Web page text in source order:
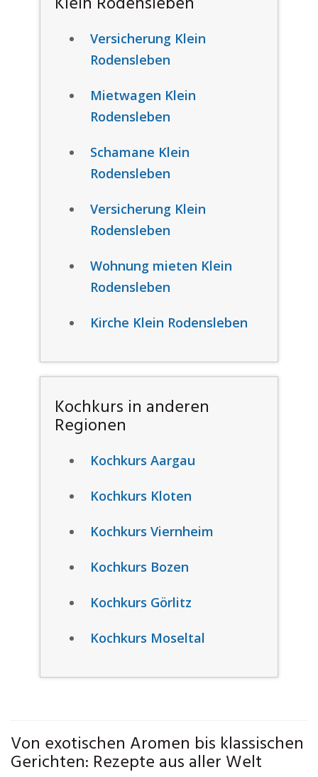
Versicherung Klein
Rodensleben
Mietwagen Klein
Rodensleben
Schamane Klein
Rodensleben
Versicherung Klein
Rodensleben
Wohnung mieten Klein
Rodensleben
Kirche Klein Rodensleben
Kochkurs in anderen
Regionen
Kochkurs Aargau
Kochkurs Kloten
Kochkurs Viernheim
Kochkurs Bozen
Kochkurs Görlitz
Kochkurs Moseltal
Von exotischen Aromen bis klassischen
Gerichten: Rezepte aus aller Welt